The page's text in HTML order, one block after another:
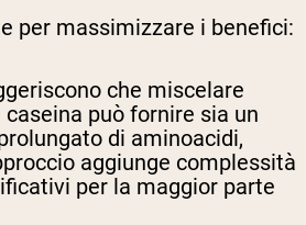
per massimizzare i benefici:
che miscelare
può fornire sia un
di aminoacidi,
aggiunge complessità
per la maggior parte